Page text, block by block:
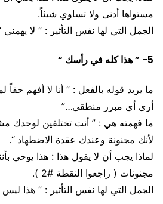
مستواها أدنى ولا تساوي شيئاً.
الجمل التي لها نفس التأثير : ” لا
5- ” هذا كله في رأسك “
ما يريد قوله بالفعل : ” أنا لا أفهم حقاً
أرى أي مبرر منطقي…”
ما فهمته هي : ” أنت تختلقين لوحدك
لأنك مجنونة وعندك عقدة الاضطهاد “.
لماذا يجب أن لا يقول هذا : هذا يوحي
مجنونات ( راجعوا النقطة #2 ).
الجمل التي لها نفس التأثير : ” هذا